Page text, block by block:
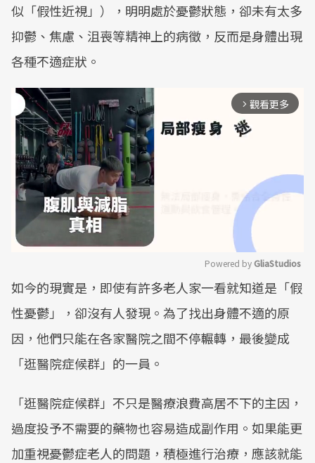
似「假性近視」），明明處於憂鬱狀態，卻未有太多
抑鬱、焦慮、沮喪等精神上的病徵，反而是身體出現
各種不適症狀。
arrow_forward_ios 觀看更多
Mute
Powered by GliaStudios
如今的現實是，即使有許多老人家一看就知道是「假
性憂鬱」，卻沒有人發現。為了找出身體不適的原
因，他們只能在各家醫院之間不停輾轉，最後變成
「逛醫院症候群」的一員。
「逛醫院症候群」不只是醫療浪費高居不下的主因，
過度投予不需要的藥物也容易造成副作用。如果能更
加重視憂鬱症老人的問題，積極進行治療，應該就能